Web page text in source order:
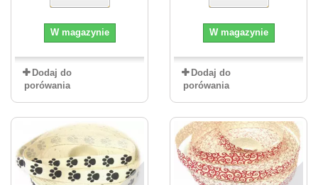
W magazynie
Dodaj do
porówania
W magazynie
Dodaj do
porówania